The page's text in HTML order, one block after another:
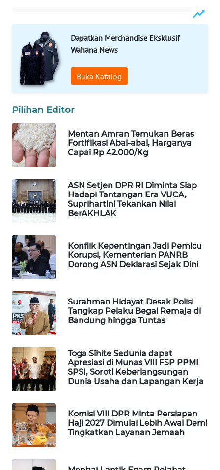
Dapatkan Merchandise Eksklusif
Wahana News
Buka Katalog
Pilihan Editor
Mentan Amran Temukan Beras
Fortifikasi Abal-abal, Harganya
Capai Rp 42.000/Kg
ASN Setjen DPR RI Diminta Siap
Hadapi Tantangan Era VUCA,
Suprihartini Tekankan Nilai
BerAKHLAK
Konflik Kepentingan Jadi Pemicu
Korupsi, Kementerian PANRB
Dorong ASN Deklarasi Sejak Dini
Surahman Hidayat Desak Polisi
Tangkap Pelaku Begal Remaja di
Bandung hingga Tuntas
Toga Sihite Sedunia dapat
Apresiasi di Munas VIII FSP PPMI
SPSI, Soroti Keberlangsungan
Dunia Usaha dan Lapangan Kerja
Komisi VIII DPR Minta Persiapan
Haji 2027 Dimulai Lebih Awal Demi
Tingkatkan Layanan Jemaah
WAHANA
LISTRIK
WAHANA
TRAVEL
TV
WAHANANEWS
ID
WAHANANEWS
CO ID
WAHANANEWS
NET
WAHANA
SPORT
WAHANA
UMKM
WAHANA
SELEB
WAHANA
PERSONA
WAHANA
OTOMOTIF
WAHANA